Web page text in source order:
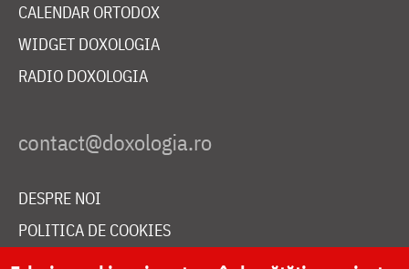
CALENDAR ORTODOX
WIDGET DOXOLOGIA
RADIO DOXOLOGIA
DESPRE NOI
POLITICA DE COOKIES
DONEAZĂ ONLINE PENTRU CATEDRALA NAȚIONALĂ